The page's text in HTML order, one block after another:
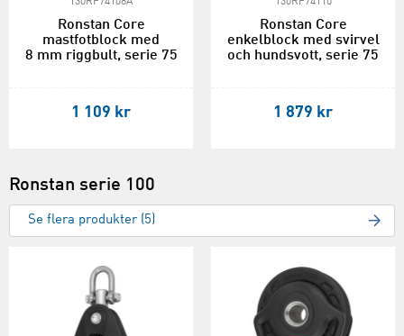
Ronstan Core
mastfotblock med
8 mm riggbult, serie 75
1 109 kr
Ronstan Core
enkelblock med svirvel
och hundsvott, serie 75
1 879 kr
Ronstan serie 100
Se flera produkter (5)